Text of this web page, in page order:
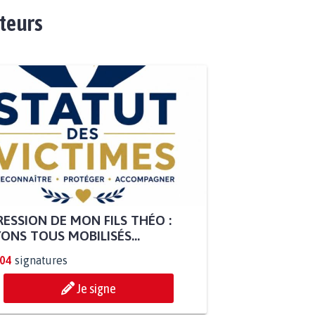
DE MON FILS THÉO :
TOUS MOBILISÉS...
signatures
Je signe